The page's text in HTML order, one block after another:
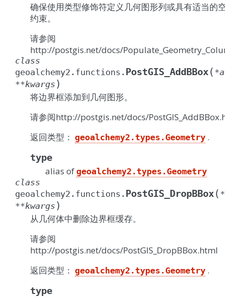
确保使用类型修饰符定义几何图形列或具有适当的
约束。
请参阅
http://postgis.net/docs/
class
geoalchemy2.functions. PostGIS_AddBBox( *
**kwargs )
将边界框添加到几何图形。
请参阅http://postgis.net/docs/
返回类型： geoalchemy2.types.Geometry .
type
alias of geoalchemy2.types.Geometry
class
geoalchemy2.functions. PostGIS_DropBBox( *
**kwargs )
从几何体中删除边界框缓存。
请参阅
http://postgis.net/docs/PostGIS_DropBBox.html
返回类型： geoalchemy2.types.Geometry .
type